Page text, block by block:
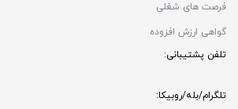
فرصت های شغلی
گواهی ارزش افزوده
تلفن پشتیبانی:
تلگرام/بله/روبیکا: